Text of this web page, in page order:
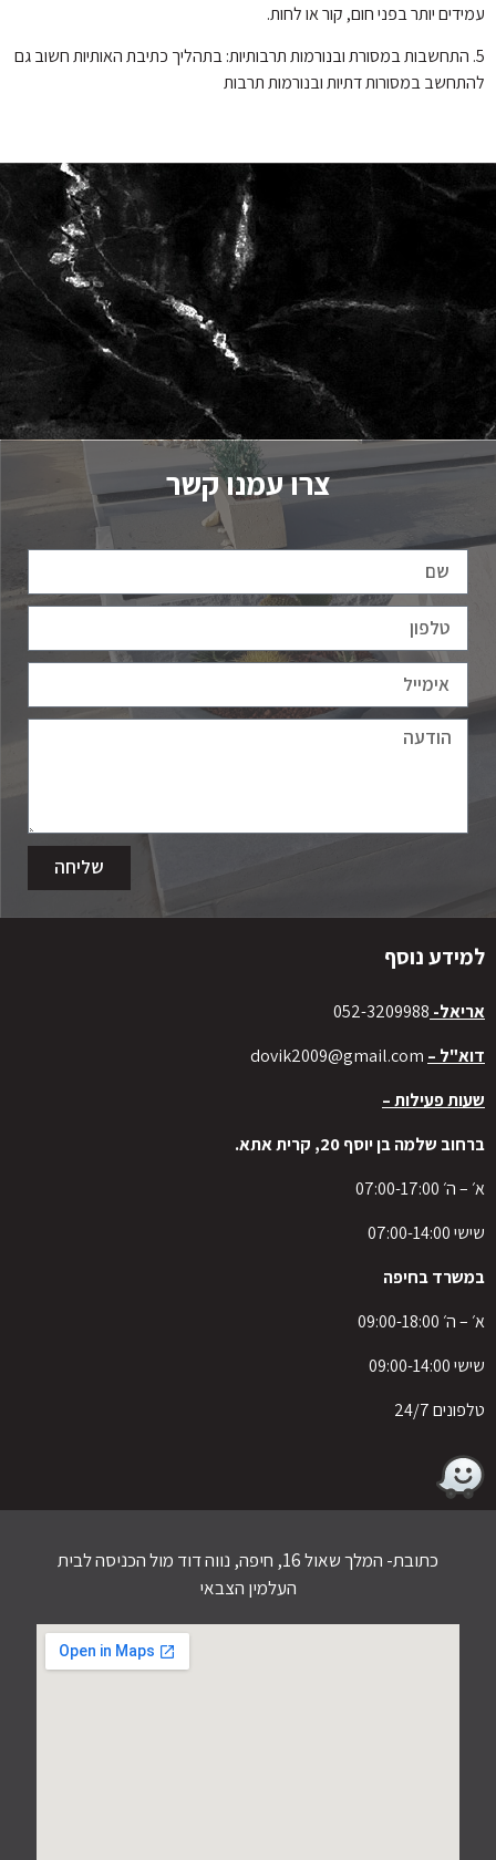
עמידים יותר בפני חום, קור או לחות.
5. התחשבות במסורת ובנורמות תרבותיות: בתהליך כתיבת האותיות חשוב גם
להתחשב במסורות דתיות ובנורמות תרבות
צרו עמנו קשר
שליחה
למידע נוסף
אריאל- 052-3209988
דוא"ל – dovik2009@gmail.com
שעות פעילות –
ברחוב שלמה בן יוסף 20, קרית אתא.
א׳ – ה׳ 07:00-17:00
שישי 07:00-14:00
במשרד בחיפה
א׳ – ה׳ 09:00-18:00
שישי 09:00-14:00
טלפונים 24/7
כתובת- המלך שאול 16, חיפה, נווה דוד מול הכניסה לבית
העלמין הצבאי